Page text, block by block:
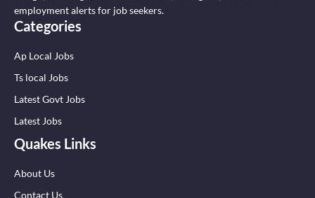
employment alerts for job seekers.
Categories
Ap Local Jobs
Ts local Jobs
Latest Govt Jobs
Latest Jobs
Quakes Links
About Us
Contact Us